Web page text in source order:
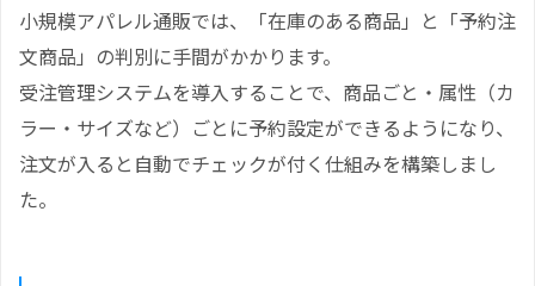
小規模アパレル通販では、「在庫のある商品」と「予約注
文商品」の判別に手間がかかります。
受注管理システムを導入することで、商品ごと・属性（カ
ラー・サイズなど）ごとに予約設定ができるようになり、
注文が入ると自動でチェックが付く仕組みを構築しまし
た。